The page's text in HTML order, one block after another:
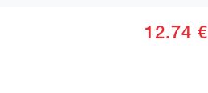
12.74 €